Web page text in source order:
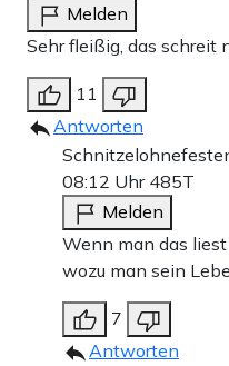
Melden
Sehr fleißig, das schreit
11
Antworten
08:12 Uhr 485T
Melden
Wenn man das
wozu man sein
7
Antworten